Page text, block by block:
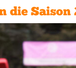
die Saison